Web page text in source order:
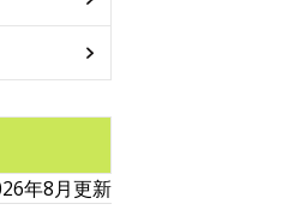
年8月更新